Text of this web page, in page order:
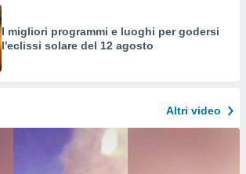
I migliori programmi e luoghi per godersi
l'eclissi solare del 12 agosto
Altri video